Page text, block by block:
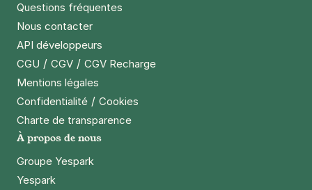
23 allée Vauban
La Madeleine
2,50 €/heure,17 €/jour,72 €/semaine
Questions fréquentes
Nous contacter
API développeurs
CGU / CGV / CGV Recharge
Mentions légales
Confidentialité / Cookies
Charte de transparence
À propos de nous
Groupe Yespark
Yespark